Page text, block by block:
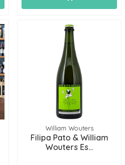
William Wouters
Filipa Pato & William
Wouters Es...